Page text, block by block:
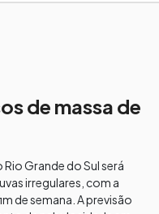
de massa de
Grande do Sul será
irregulares, com a
de semana. A previsão